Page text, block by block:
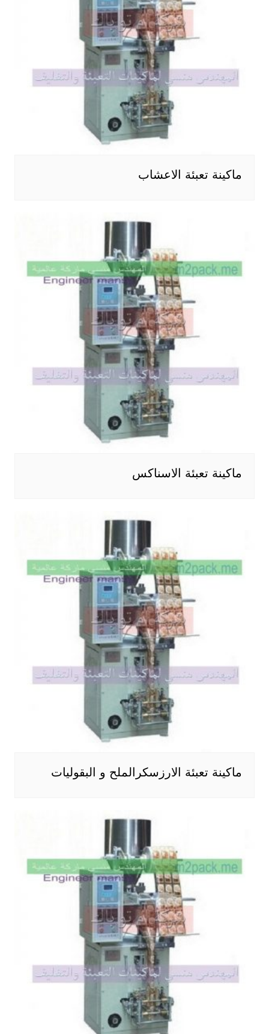
ماكينة تعبئة الاعشاب
ماكينة تعبئة الاسناكس
ماكينة تعبئة الارزسكرالملح و البقوليات